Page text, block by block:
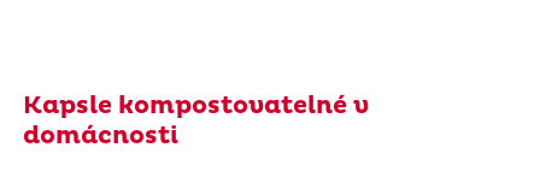
Kapsle kompostovatelné v
domácnosti